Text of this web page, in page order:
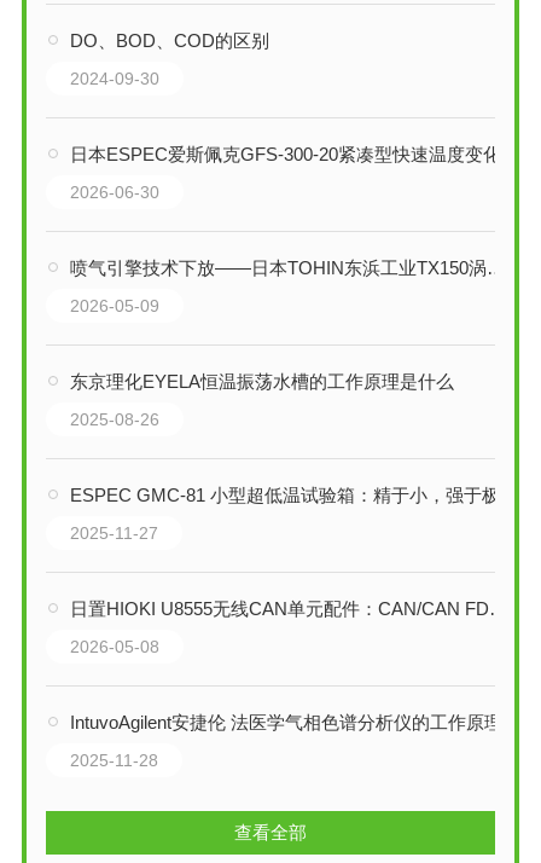
DO、BOD、COD的区别
2024-09-30
日本ESPEC爱斯佩克GFS-300-20紧凑型快速温度变化湿热试验箱技术解析
2026-06-30
喷气引擎技术下放——日本TOHIN东浜工业TX150涡轮鼓风机技术深度解析
2026-05-09
东京理化EYELA恒温振荡水槽的工作原理是什么
2025-08-26
ESPEC GMC-81 小型超低温试验箱：精于小，强于极
2025-11-27
日置HIOKI U8555无线CAN单元配件：CAN/CAN FD信号采集与输出的全能利器
2026-05-08
IntuvoAgilent安捷伦 法医学气相色谱分析仪的工作原理
2025-11-28
查看全部